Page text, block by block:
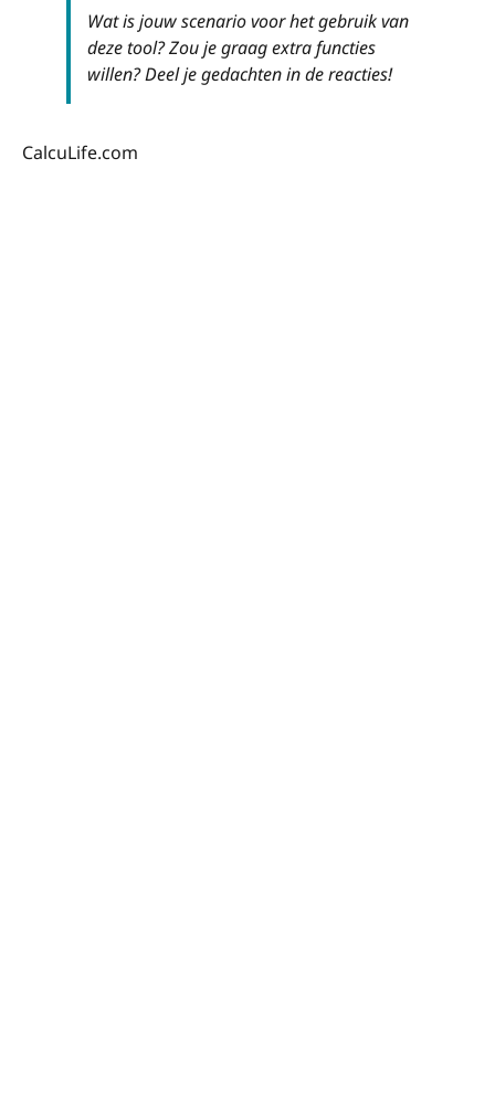
Wat is jouw scenario voor het gebruik van
deze tool? Zou je graag extra functies
willen? Deel je gedachten in de reacties!
CalcuLife.com